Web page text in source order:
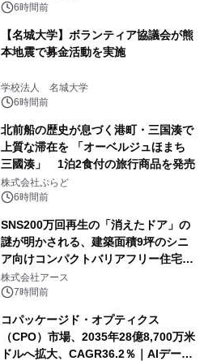
6時間前
【名城大学】ボランティア協議会が熊
本地震で募金活動を実施
学校法人 名城大学
6時間前
北前船の歴史が息づく港町・三国湊で
上質な滞在を 「オーベルジュほまち
三國湊」 1泊2食付の旅行商品を発売
株式会社ぷらど
6時間前
SNS200万回再生の「消えたドア」の
謎が明かされる、建築面積9坪のシニ
ア向けコンパクトバリアフリー住宅が
誕生
株式会社アース
7時間前
コパッケージド・オプティクス
（CPO）市場、2035年28億8,700万米
ドルへ拡大、CAGR36.2％｜AIデータ